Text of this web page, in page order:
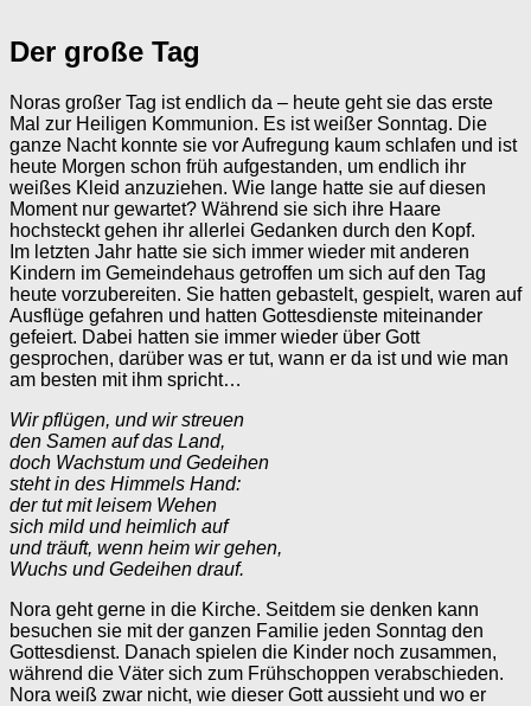
Der große Tag
Noras großer Tag ist endlich da – heute geht sie das erste
Mal zur Heiligen Kommunion. Es ist weißer Sonntag. Die
ganze Nacht konnte sie vor Aufregung kaum schlafen und ist
heute Morgen schon früh aufgestanden, um endlich ihr
weißes Kleid anzuziehen. Wie lange hatte sie auf diesen
Moment nur gewartet? Während sie sich ihre Haare
hochsteckt gehen ihr allerlei Gedanken durch den Kopf.
Im letzten Jahr hatte sie sich immer wieder mit anderen
Kindern im Gemeindehaus getroffen um sich auf den Tag
heute vorzubereiten. Sie hatten gebastelt, gespielt, waren auf
Ausflüge gefahren und hatten Gottesdienste miteinander
gefeiert. Dabei hatten sie immer wieder über Gott
gesprochen, darüber was er tut, wann er da ist und wie man
am besten mit ihm spricht…
Wir pflügen, und wir streuen
den Samen auf das Land,
doch Wachstum und Gedeihen
steht in des Himmels Hand:
der tut mit leisem Wehen
sich mild und heimlich auf
und träuft, wenn heim wir gehen,
Wuchs und Gedeihen drauf.
Nora geht gerne in die Kirche. Seitdem sie denken kann
besuchen sie mit der ganzen Familie jeden Sonntag den
Gottesdienst. Danach spielen die Kinder noch zusammen,
während die Väter sich zum Frühschoppen verabschieden.
Nora weiß zwar nicht, wie dieser Gott aussieht und wo er